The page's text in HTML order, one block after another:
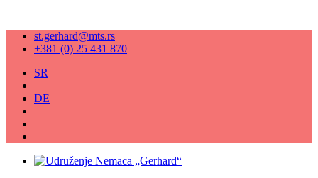
st.gerhard@mts.rs
+381 (0) 25 431 870
SR
|
DE